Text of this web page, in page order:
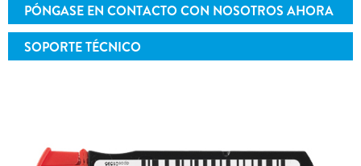
PÓNGASE EN CONTACTO CON NOSOTROS AHORA
SOPORTE TÉCNICO